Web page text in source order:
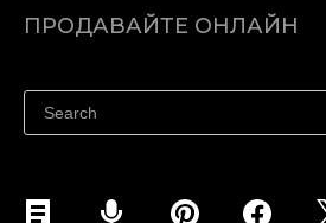
Помощен център
ПРОДАВАЙТЕ ОНЛАЙН
Продавайте във Facebook
Продавайте в Instagram